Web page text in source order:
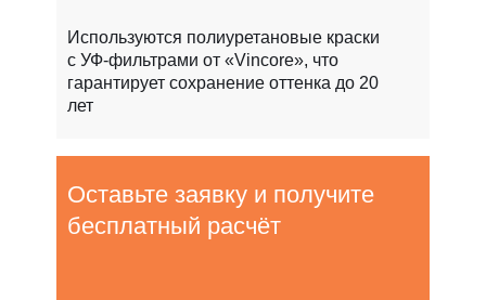
Используются полиуретановые краски
с УФ-фильтрами от «Vincore», что
гарантирует сохранение оттенка до 20
лет
Оставьте заявку и получите
бесплатный расчёт